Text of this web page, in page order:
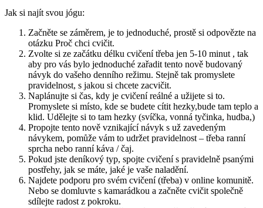
Jak si najít svou jógu:
Začněte se záměrem, je to jednoduché, prostě si odpovězte na
otázku Proč chci cvičit.
Zvolte si ze začátku délku cvičení třeba jen 5-10 minut , tak
aby pro vás bylo jednoduché zařadit tento nově budovaný
návyk do vašeho denního režimu. Stejně tak promyslete
pravidelnost, s jakou si chcete zacvičit.
Naplánujte si čas, kdy je cvičení reálné a užijete si to.
Promyslete si místo, kde se budete cítit hezky,bude tam teplo a
klid. Udělejte si to tam hezky (svíčka, vonná tyčinka, hudba,)
Propojte tento nově vznikající návyk s už zavedeným
návykem, pomůže vám to udržet pravidelnost – třeba ranní
sprcha nebo ranní káva / čaj.
Pokud jste deníkový typ, spojte cvičení s pravidelně psanými
postřehy, jak se máte, jaké je vaše naladění.
Najdete podporu pro svém cvičení (třeba) v online komunitě.
Nebo se domluvte s kamarádkou a začněte cvičit společně
sdílejte radost z pokroku.